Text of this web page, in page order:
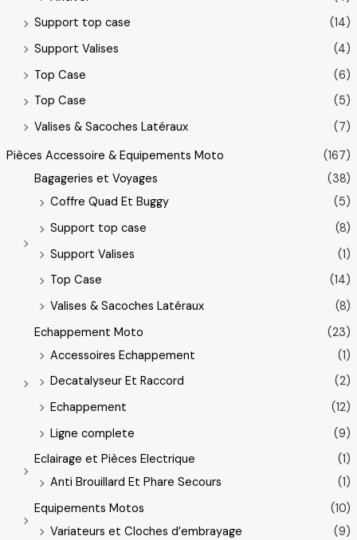
Support top case
(14)
Support Valises
(4)
Top Case
(6)
Top Case
(5)
Valises & Sacoches Latéraux
(7)
Pièces Accessoire & Equipements Moto
(167)
Bagageries et Voyages
(38)
Coffre Quad Et Buggy
(5)
Support top case
(8)
Support Valises
(1)
Top Case
(14)
Valises & Sacoches Latéraux
(8)
Echappement Moto
(23)
Accessoires Echappement
(1)
Decatalyseur Et Raccord
(2)
Echappement
(12)
Ligne complete
(9)
Eclairage et Pièces Electrique
(1)
Anti Brouillard Et Phare Secours
(1)
Equipements Motos
(10)
Variateurs et Cloches d’embrayage
(9)